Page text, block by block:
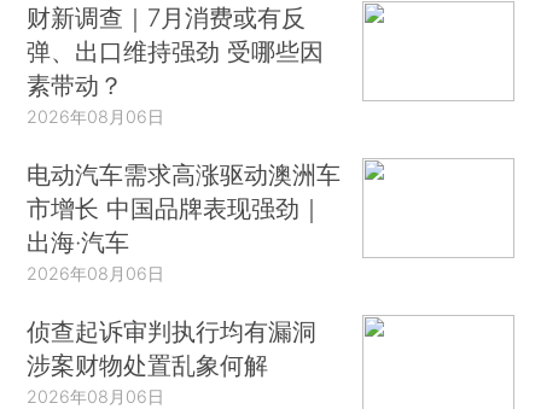
财新调查｜7月消费或有反
弹、出口维持强劲 受哪些因
素带动？
2026年08月06日
电动汽车需求高涨驱动澳洲车
市增长 中国品牌表现强劲｜
出海·汽车
2026年08月06日
侦查起诉审判执行均有漏洞
涉案财物处置乱象何解
2026年08月06日